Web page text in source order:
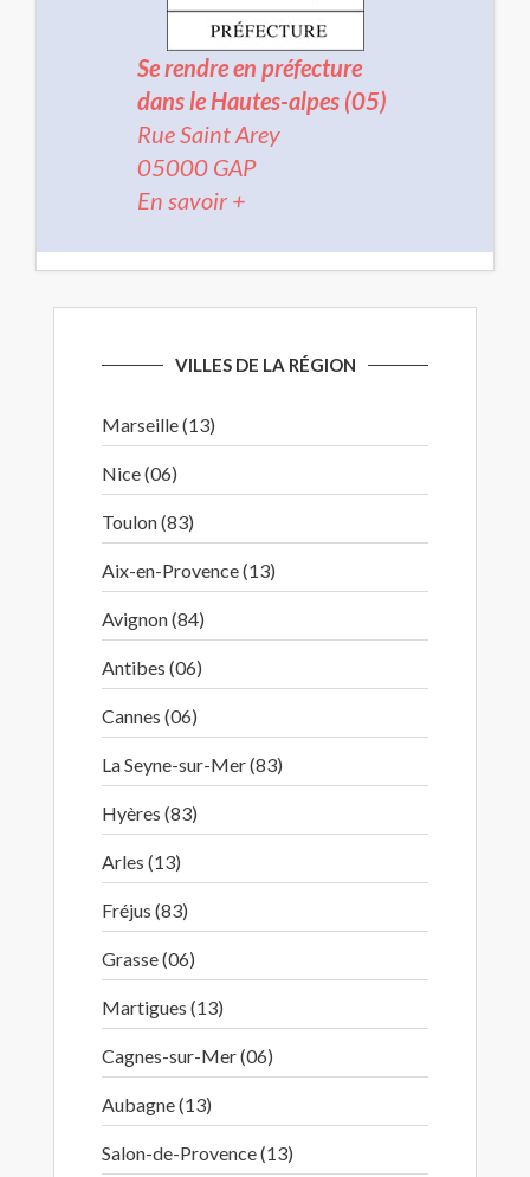
Se rendre en préfecture
dans le Hautes-alpes (05)
Rue Saint Arey
05000 GAP
En savoir +
VILLES DE LA RÉGION
Marseille (13)
Nice (06)
Toulon (83)
Aix-en-Provence (13)
Avignon (84)
Antibes (06)
Cannes (06)
La Seyne-sur-Mer (83)
Hyères (83)
Arles (13)
Fréjus (83)
Grasse (06)
Martigues (13)
Cagnes-sur-Mer (06)
Aubagne (13)
Salon-de-Provence (13)